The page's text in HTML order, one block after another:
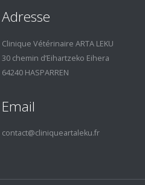
Adresse
Clinique Vétérinaire ARTA LEKU
30 chemin d’Eihartzeko Eihera
64240 HASPARREN
Email
contact@cliniqueartaleku.fr